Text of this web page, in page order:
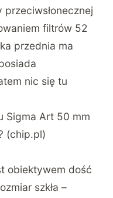
przeciwsłonecznej
filtrów 52
przednia ma
nic się tu
Sigma Art 50 mm
(chip.pl)
obiektywem dość
szkła –